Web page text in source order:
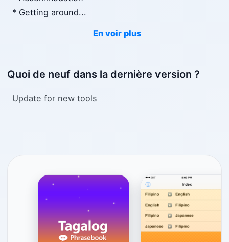
* Getting around...
En voir plus
Quoi de neuf dans la dernière version ?
Update for new tools